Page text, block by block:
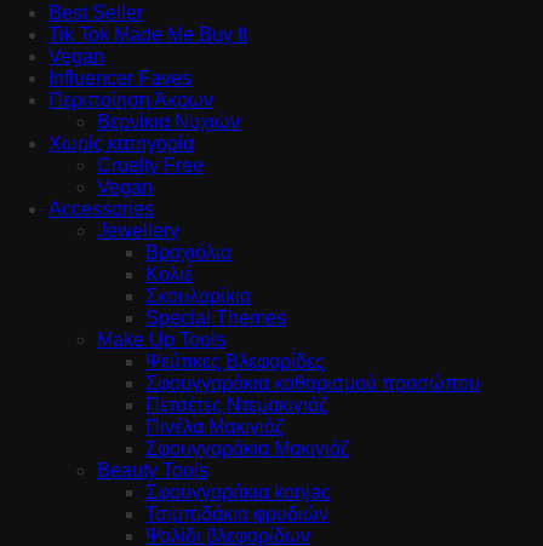
Best Seller
Tik Tok Made Me Buy It
Vegan
Influencer Faves
Περιποίηση Άκρων
Βερνίκια Νυχιών
Χωρίς κατηγορία
Cruelty Free
Vegan
Accessories
Jewellery
Βραχιόλια
Κολιέ
Σκουλαρίκια
Special Themes
Make Up Tools
Ψεύτικες Βλεφαρίδες
Σφουγγαράκια καθαρισμού προσώπου
Πετσέτες Ντεμακιγιάζ
Πινέλα Μακιγιάζ
Σφουγγαράκια Μακιγιάζ
Beauty Tools
Σφουγγαράκια konjac
Τσιμπιδάκια φρυδιών
Ψαλίδι βλεφαρίδων